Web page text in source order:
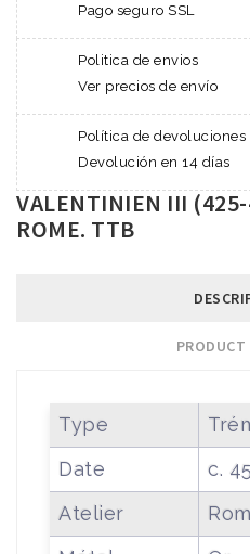
Pago seguro SSL
Politica de envios
Ver precios de envío
Política de devoluciones
Devolución en 14 días
VALENTINIEN III
ROME. TTB
Type
Date
c.
Atelier